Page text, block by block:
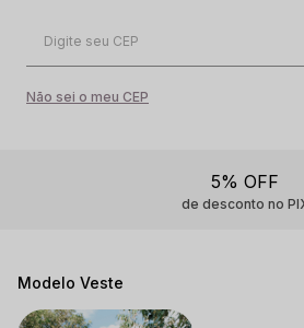
Não sei o meu CEP
Modelo Veste